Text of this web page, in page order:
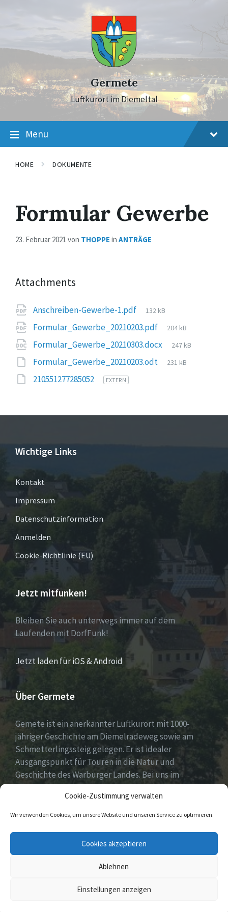
Cookie-Zustimmung verwalten
Wir verwenden Cookies, um unsere Website und unseren Service zu optimieren.
Cookies akzeptieren
Ablehnen
Einstellungen anzeigen
Germete
Luftkurort im Diemeltal
Menu
HOME DOKUMENTE
Formular Gewerbe
23. Februar 2021 von THOPPE in ANTRÄGE
Attachments
Anschreiben-Gewerbe-1.pdf
File
132 kB
Formular_Gewerbe_20210203.pdf
File
204 kB
Formular_Gewerbe_20210303.docx
File
247 kB
Formular_Gewerbe_20210203.odt
File
231 kB
210551277285052 EXTERN
Wichtige Links
Kontakt
Impressum
Datenschutzinformation
Anmelden
Cookie-Richtlinie (EU)
Jetzt mitfunken!
Bleiben Sie auch unterwegs immer auf dem
Laufenden mit DorfFunk!
Jetzt laden für iOS & Android
Über Germete
Gemete ist ein anerkannter Luftkurort mit 1000-
jähriger Geschichte am Diemelradeweg sowie am
Schmetterlingssteig gelegen. Er ist idealer
Ausgangspunkt für Touren in die Natur und
Geschichte des Warburger Landes. Bei uns im
Diemeltal gibt es ein buntes Dorfleben und viel
ehrenamtliches Engagement.
Facebook